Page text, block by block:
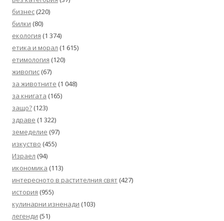
бизнес (220)
билки (80)
екология (1 374)
етика и морал (1 615)
етимология (120)
живопис (67)
за животните (1 048)
за книгата (165)
защо? (123)
здраве (1 322)
земеделие (97)
изкуство (455)
Израел (94)
икономика (113)
интересното в растителния свят (427)
история (955)
кулинарни изненади (103)
легенди (51)